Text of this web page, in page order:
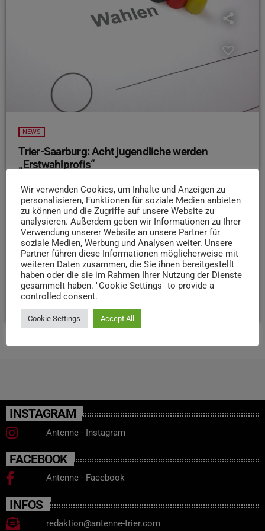
NEWS
Trier-Saarburg: Acht jugendliche werden
„Erstwahlprofis“
Acht Erstwähler aus dem Kreis Trier-Saarburg haben sich
zu sogenannten „Erstwahlprofis“ ausbilden lassen. Wie
die Kreisverwaltung mitteilt setzten sich die Teilnehmer
im Rahmen eines zweitägigen Seminars mit dem
deutschen Wahlsystem und der demokratischen Ordnung
auseinander. Fünf von ihnen entschieden im Anschluss,
sich bei der anstehenden Bundestagswahl als Wahlhelfer
zu beteiligen.
today 3. FEBRUAR 2025
INSTAGRAM
Antenne - Instagram
FACEBOOK
Antenne - Facebook
INFOS
redaktion@antenne-trier.com
Wir verwenden Cookies, um Inhalte und Anzeigen zu
personalisieren, Funktionen für soziale Medien anbieten
zu können und die Zugriffe auf unsere Website zu
analysieren. Außerdem geben wir Informationen zu Ihrer
Verwendung unserer Website an unsere Partner für
soziale Medien, Werbung und Analysen weiter. Unsere
Partner führen diese Informationen möglicherweise mit
weiteren Daten zusammen, die Sie ihnen bereitgestellt
haben oder die sie im Rahmen Ihrer Nutzung der Dienste
gesammelt haben. "Cookie Settings" to provide a
controlled consent.
Cookie Settings Accept All